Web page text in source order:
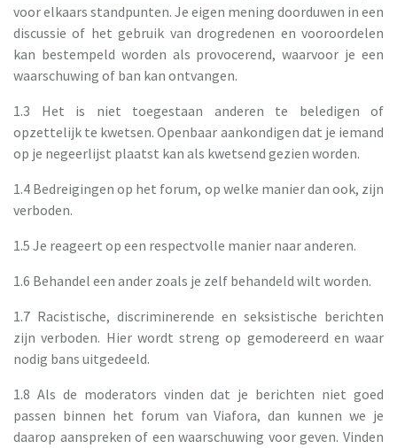
voor elkaars standpunten. Je eigen mening doorduwen in een
discussie of het gebruik van drogredenen en vooroordelen
kan bestempeld worden als provocerend, waarvoor je een
waarschuwing of ban kan ontvangen.
1.3 Het is niet toegestaan anderen te beledigen of
opzettelijk te kwetsen. Openbaar aankondigen dat je iemand
op je negeerlijst plaatst kan als kwetsend gezien worden.
1.4 Bedreigingen op het forum, op welke manier dan ook, zijn
verboden.
1.5 Je reageert op een respectvolle manier naar anderen.
1.6 Behandel een ander zoals je zelf behandeld wilt worden.
1.7 Racistische, discriminerende en seksistische berichten
zijn verboden. Hier wordt streng op gemodereerd en waar
nodig bans uitgedeeld.
1.8 Als de moderators vinden dat je berichten niet goed
passen binnen het forum van Viafora, dan kunnen we je
daarop aanspreken of een waarschuwing voor geven. Vinden